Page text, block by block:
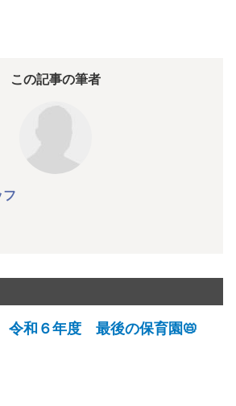
この記事の筆者
フ
令和６年度 最後の保育園📛